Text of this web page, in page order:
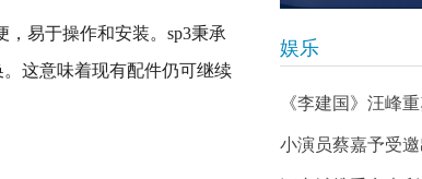
，易于操作和安装。sp3秉承
这意味着现有配件仍可继续
娱乐
《李建国》汪峰
小演员蔡嘉予受